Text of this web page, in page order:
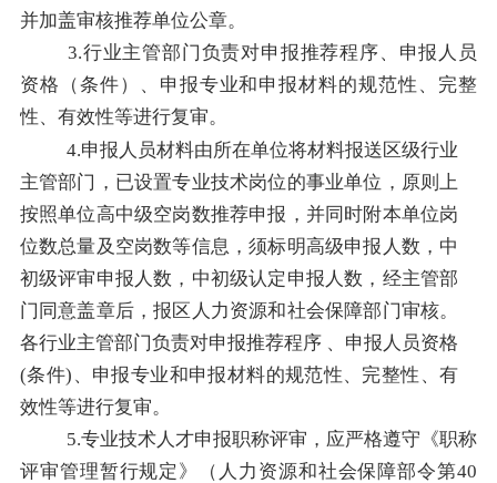
并加盖审核推荐单位公章。
3.行业主管部门负责对申报推荐程序、申报人员
资格（条件）、申报专业和申报材料的规范性、完整
性、有效性等进行复审。
4.申报人员材料由所在单位将材料报送区级行业
主管部门，已设置专业技术岗位的事业单位，原则上
按照单位高中级空岗数推荐申报，并同时附本单位岗
位数总量及空岗数等信息，须标明高级申报人数，中
初级评审申报人数，中初级认定申报人数，经主管部
门同意盖章后，报区人力资源和社会保障部门审核。
各行业主管部门负责对申报推荐程序 、申报人员资格
(条件) 、申报专业和申报材料的规范性、完整性、有
效性等进行复审。
5.专业技术人才申报职称评审 ， 应严格遵守《职称
评审管理暂行规定》（人力资源和社会保障部令第40